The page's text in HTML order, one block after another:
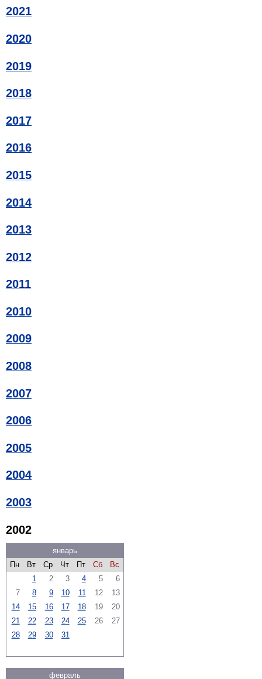
2021
2020
2019
2018
2017
2016
2015
2014
2013
2012
2011
2010
2009
2008
2007
2006
2005
2004
2003
2002
январь
Пн
Вт Ср Чт Пт Сб
Вс
1
2 3 4 5
6
7
8 9 10 11 12
13
14
15 16 17 18 19
20
21
22 23 24 25 26
27
28
29 30 31
февраль